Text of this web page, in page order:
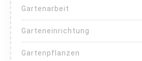
Gartenarbeit
Garteneinrichtung
Gartenpflanzen